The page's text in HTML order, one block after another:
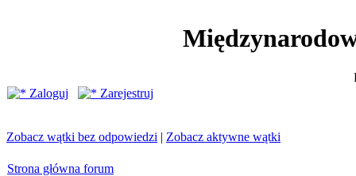
Zaloguj
Zarejestruj
Zobacz wątki bez odpowiedzi | Zobacz aktywne wątki
Strona główna forum